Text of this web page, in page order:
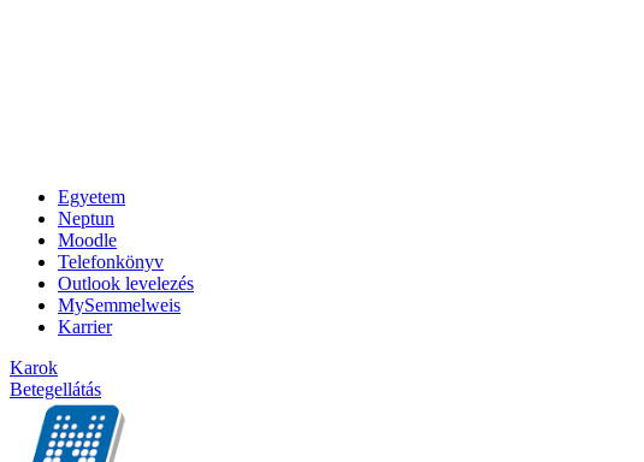
Egyetem
Neptun
Moodle
Telefonkönyv
Outlook levelezés
MySemmelweis
Karrier
Karok
Betegellátás